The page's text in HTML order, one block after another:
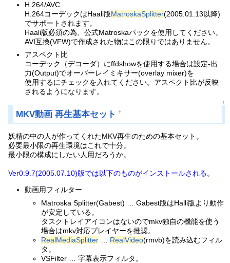
H.264/AVC
H.264コーデックはHaali版MatroskaSplitter(2005.01.13以降)
でサポートされます。
Haali版必須の為、公式Matroskaパックを使用してください。
AVI互換(VFW)で作成された物はこの限りではありません。
アスペクト比
コーデック（デコーダ）にffdshowを使用する場合は設定-出
力(Output)でオーバーレイミキサー(overlay mixer)を
使用するにチェックを入れてください。アスペクト比が反映
されるようになります。
↑
MKV動画 再生基本セット †
妖精の中の人が作ってくれたMKV再生のための基本セット。
必要最小限の再生環境はこれで十分。
最小限の構成にしたい人用だろうか。
Ver0.9.7(2005.07.10)版では以下のものがインストールされる。
動画用フィルター
Matroska Splitter(Gabest) … Gabest版はHalli版より動作
が安定している。
タスクトレイアイコンはないのでmkv独自の機能を使う
場合はmkv対応プレイヤーを推奨。
RealMediaSplitter
RealVideo(rmvb)を読み込むフィル
タ。
VSFilter … 字幕表示フィルタ。